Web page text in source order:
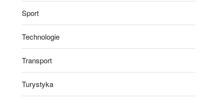
Sport
Technologie
Transport
Turystyka